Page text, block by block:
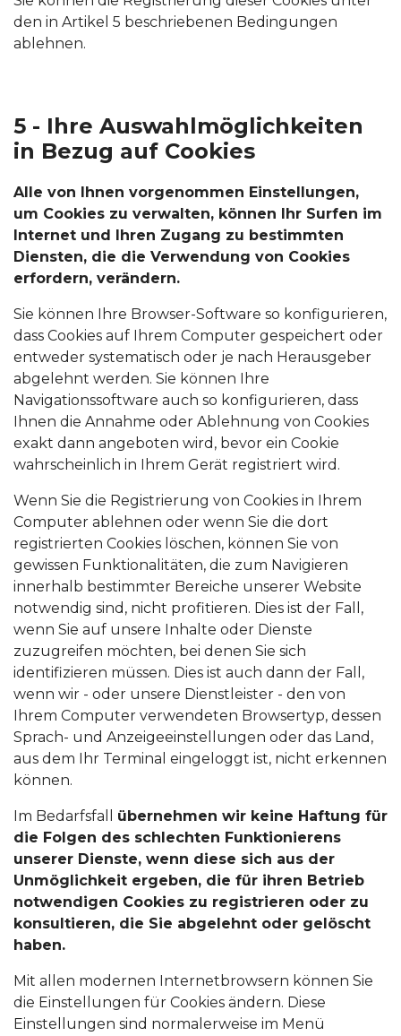
den in Artikel 5 beschriebenen Bedingungen
ablehnen.
5 - Ihre Auswahlmöglichkeiten
in Bezug auf Cookies
Alle von Ihnen vorgenommen Einstellungen,
um Cookies zu verwalten, können Ihr Surfen im
Internet und Ihren Zugang zu bestimmten
Diensten, die die Verwendung von Cookies
erfordern, verändern.
Sie können Ihre Browser-Software so konfigurieren,
dass Cookies auf Ihrem Computer gespeichert oder
entweder systematisch oder je nach Herausgeber
abgelehnt werden. Sie können Ihre
Navigationssoftware auch so konfigurieren, dass
Ihnen die Annahme oder Ablehnung von Cookies
exakt dann angeboten wird, bevor ein Cookie
wahrscheinlich in Ihrem Gerät registriert wird.
Wenn Sie die Registrierung von Cookies in Ihrem
Computer ablehnen oder wenn Sie die dort
registrierten Cookies löschen, können Sie von
gewissen Funktionalitäten, die zum Navigieren
innerhalb bestimmter Bereiche unserer Website
notwendig sind, nicht profitieren. Dies ist der Fall,
wenn Sie auf unsere Inhalte oder Dienste
zuzugreifen möchten, bei denen Sie sich
identifizieren müssen. Dies ist auch dann der Fall,
wenn wir - oder unsere Dienstleister - den von
Ihrem Computer verwendeten Browsertyp, dessen
Sprach- und Anzeigeeinstellungen oder das Land,
aus dem Ihr Terminal eingeloggt ist, nicht erkennen
können.
Im Bedarfsfall übernehmen wir keine Haftung für
die Folgen des schlechten Funktionierens
unserer Dienste, wenn diese sich aus der
Unmöglichkeit ergeben, die für ihren Betrieb
notwendigen Cookies zu registrieren oder zu
konsultieren, die Sie abgelehnt oder gelöscht
haben.
Mit allen modernen Internetbrowsern können Sie
die Einstellungen für Cookies ändern. Diese
Einstellungen sind normalerweise im Menü